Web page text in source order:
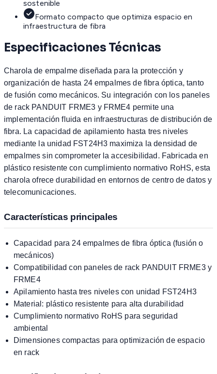
sostenible
Formato compacto que optimiza espacio en
infraestructura de fibra
Especificaciones Técnicas
Charola de empalme diseñada para la protección y
organización de hasta 24 empalmes de fibra óptica, tanto
de fusión como mecánicos. Su integración con los paneles
de rack PANDUIT FRME3 y FRME4 permite una
implementación fluida en infraestructuras de distribución de
fibra. La capacidad de apilamiento hasta tres niveles
mediante la unidad FST24H3 maximiza la densidad de
empalmes sin comprometer la accesibilidad. Fabricada en
plástico resistente con cumplimiento normativo RoHS, esta
charola ofrece durabilidad en entornos de centro de datos y
telecomunicaciones.
Características principales
Capacidad para 24 empalmes de fibra óptica (fusión o
mecánicos)
Compatibilidad con paneles de rack PANDUIT FRME3 y
FRME4
Apilamiento hasta tres niveles con unidad FST24H3
Material: plástico resistente para alta durabilidad
Cumplimiento normativo RoHS para seguridad
ambiental
Dimensiones compactas para optimización de espacio
en rack